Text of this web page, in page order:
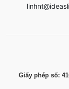
Giấy phép số: